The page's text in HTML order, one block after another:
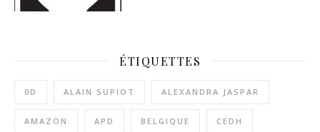
ÉTIQUETTES
0D ALAIN SUPIOT ALEXANDRA JASPAR
AMAZON APD BELGIQUE CEDH